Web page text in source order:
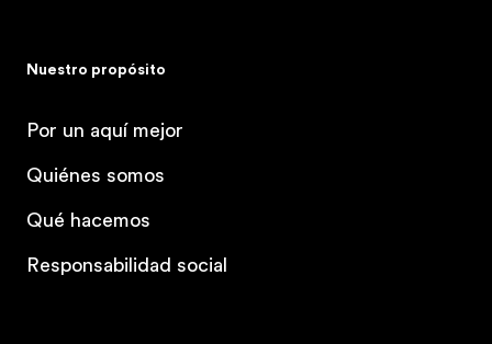
Nuestro propósito
Por un aquí mejor
Quiénes somos
Qué hacemos
Responsabilidad social